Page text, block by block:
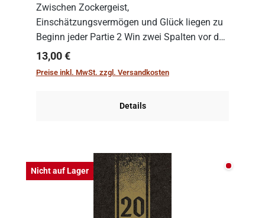
Zwischen Zockergeist,
Einschätzungsvermögen und Glück liegen zu
Beginn jeder Partie 2 Win zwei Spalten vor den
Spielenden aus, die es in die Höhe zu treiben
gilt. Doch das geht natürlich nur, solange man
Regulärer Preis:
13,00 €
Preise inkl. MwSt. zzgl. Versandkosten
Details
Nicht auf Lager Nicht